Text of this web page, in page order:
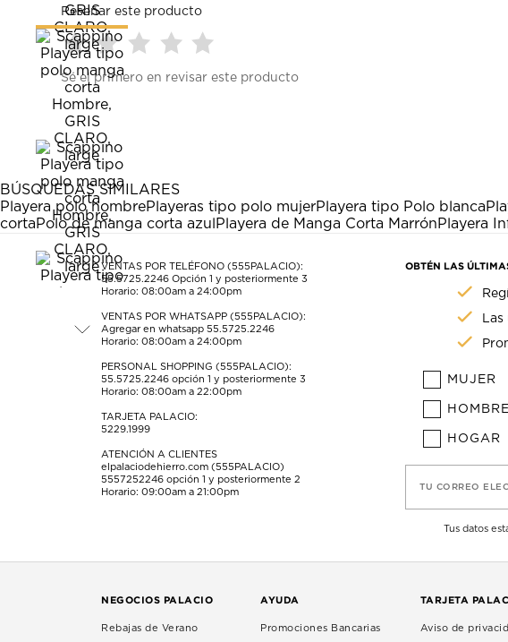
Reseñar este producto
Seleccionar
para
calificar
el
artículo
con
1
estrella
Esta
acción
abrirá
el
formulario
de
Seleccionar
para
calificar
el
artículo
con
2
estrellas.
Esta
acción
abrirá
el
formulario
de
para
estrellas.
Esta
acción
abrirá
formulario
de
para
estrellas.
Esta
acción
abrirá
formulario
de
para
Esta
acción
abrirá
formulario
de
envío.
Sé el primero en revisar este producto
BÚSQUEDAS SIMILARES
Playera polo hombrePlayeras tipo polo mujerPlayera tipo Polo blanca
cortaPolo de manga corta azul Playera de Manga Corta MarrónPlayera
VENTAS POR TELÉFONO (555PALACIO):
55.5725.2246 Opción 1 y posteriormente 3
Horario: 08:00am a 24:00pm
VENTAS POR WHATSAPP (555PALACIO):
Agregar en whatsapp 55.5725.2246
Horario: 08:00am a 24:00pm
PERSONAL SHOPPING (555PALACIO):
55.5725.2246 opción 1 y posteriormente 3
Horario: 08:00am a 22:00pm
TARJETA PALACIO:
5229.1999
ATENCIÓN A CLIENTES
elpalaciodehierro.com (555PALACIO)
5557252246 opción 1 y posteriormente 2
Horario: 09:00am a 21:00pm
OBTÉN LAS
MUJER
HOMBRE
HOGAR
TU CORREO
Tus datos
NEGOCIOS PALACIO
Rebajas de Verano
AYUDA
Promociones Bancarias
TARJETA
Aviso de